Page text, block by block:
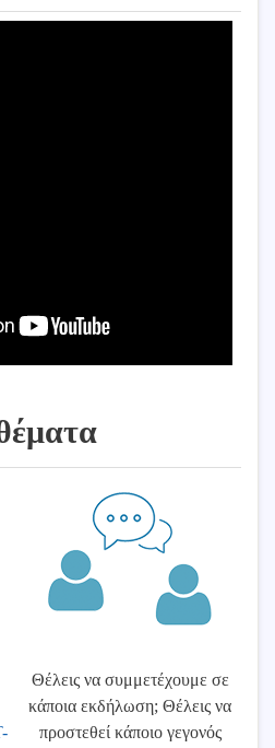
Θέλεις να συμμετέχουμε σε
κάποια εκδήλωση; Θέλεις να
προστεθεί κάποιο γεγονός